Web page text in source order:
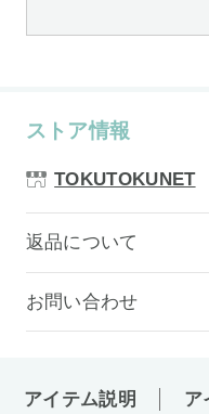
ストア情報
TOKUTOKUNET
返品について
お問い合わせ
アイテム説明 ア